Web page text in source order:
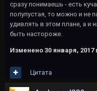
сразу понимаешь - есть
полупустая, то можно и не
удивлять в этом плане, а и
быть настороже.
Изменено 30 января, 2017
Цитата